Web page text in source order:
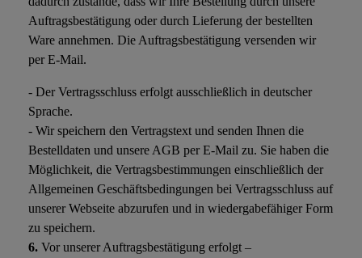
Auftragsbestätigung oder durch Lieferung der bestellten
Ware annehmen. Die Auftragsbestätigung versenden wir
per E-Mail.
- Der Vertragsschluss erfolgt ausschließlich in deutscher
Sprache.
- Wir speichern den Vertragstext und senden Ihnen die
Bestelldaten und unsere AGB per E-Mail zu. Sie haben die
Möglichkeit, die Vertragsbestimmungen einschließlich der
Allgemeinen Geschäftsbedingungen bei Vertragsschluss auf
unserer Webseite abzurufen und in wiedergabefähiger Form
zu speichern.
6. Vor unserer Auftragsbestätigung erfolgt –